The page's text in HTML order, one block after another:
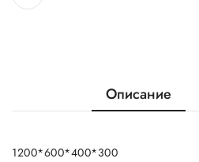
Описание
1200*600*400*300